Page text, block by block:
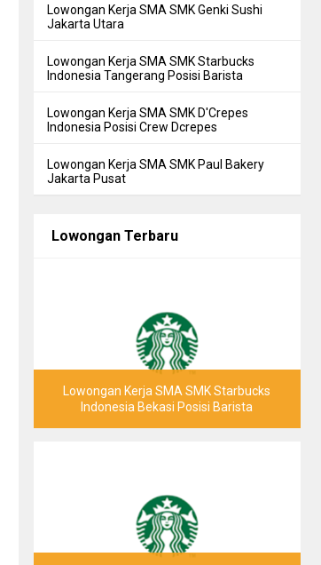
Lowongan Kerja SMA SMK Genki Sushi
Jakarta Utara
Lowongan Kerja SMA SMK Starbucks
Indonesia Tangerang Posisi Barista
Lowongan Kerja SMA SMK D'Crepes
Indonesia Posisi Crew Dcrepes
Lowongan Kerja SMA SMK Paul Bakery
Jakarta Pusat
Lowongan Terbaru
Lowongan Kerja SMA SMK Starbucks
Indonesia Bekasi Posisi Barista